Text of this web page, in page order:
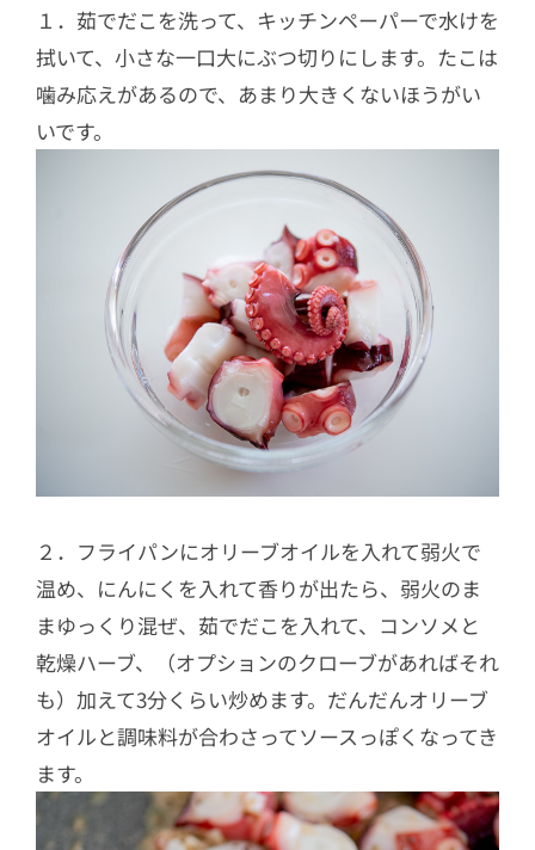
１．茹でだこを洗って、キッチンペーパーで水けを
拭いて、小さな一口大にぶつ切りにします。たこは
噛み応えがあるので、あまり大きくないほうがい
いです。
２．フライパンにオリーブオイルを入れて弱火で
温め、にんにくを入れて香りが出たら、弱火のま
まゆっくり混ぜ、茹でだこを入れて、コンソメと
乾燥ハーブ、（オプションのクローブがあればそれ
も）加えて3分くらい炒めます。だんだんオリーブ
オイルと調味料が合わさってソースっぽくなってき
ます。